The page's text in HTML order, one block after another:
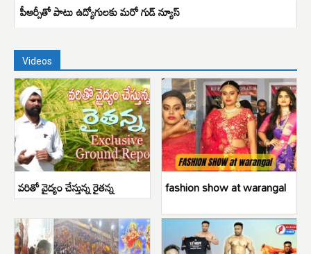
పీఆర్సీతో పాటు ఉద్యోగులకు మరో గుడ్ న్యూస్
Videos
వరితో వైద్యం చేస్తున్న రైతన్న fashion show at warangal